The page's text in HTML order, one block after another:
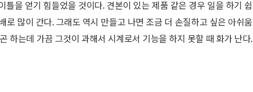
틀을 얻기 힘들었을 것이다. 견본이 있는 제품 같은 경우 일을 하기 쉽
로 많이 간다. 그래도 역시 만들고 나면 조금 더 손질하고 싶은 아쉬움
하는데 가끔 그것이 과해서 시계로서 기능을 하지 못할 때 화가 난다.